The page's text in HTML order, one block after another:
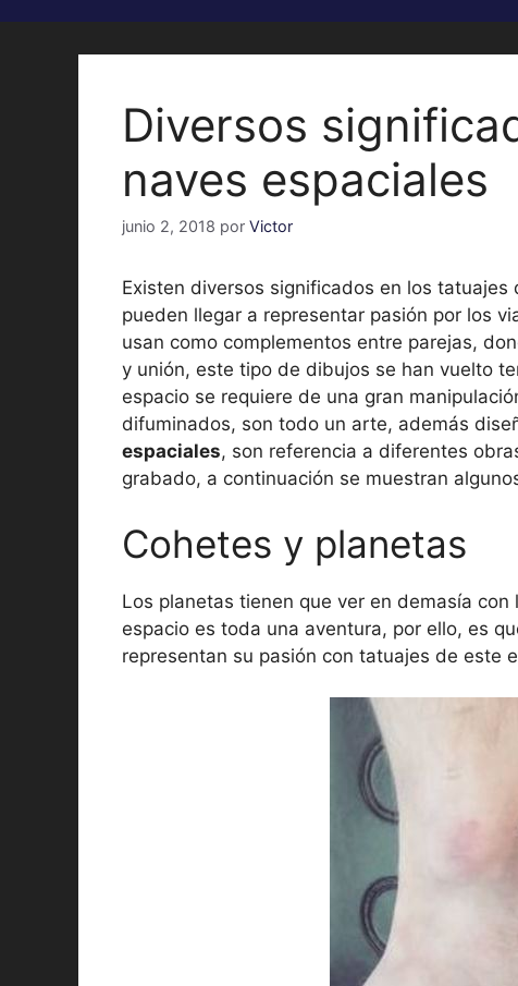
Diversos
naves espaciales
junio 2, 2018 por Victor
Existen diversos significados en los
pueden llegar a representar pasión por los
usan como complementos entre parejas,
y unión, este tipo de dibujos se han vuelto
espacio se requiere de una gran
difuminados, son todo un arte, además
espaciales, son referencia a diferentes
grabado, a continuación se muestran
Cohetes y planetas
Los planetas tienen que ver en demasía
espacio es toda una aventura, por ello, es
representan su pasión con tatuajes de este